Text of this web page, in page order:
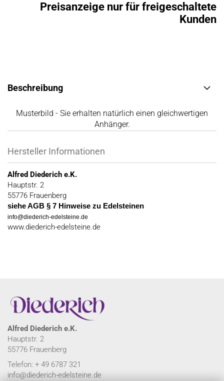
Preisanzeige nur für freigeschaltete
Kunden
Beschreibung
Musterbild - Sie erhalten natürlich einen gleichwertigen
Anhänger.
Hersteller Informationen
Alfred Diederich e.K.
Hauptstr. 2
55776 Frauenberg
siehe AGB § 7 Hinweise zu Edelsteinen
info@diederich-edelsteine.de
www.diederich-edelsteine.de
Alfred Diederich e.K.
Hauptstr. 2
55776 Frauenberg
Telefon: + 49 6787 321
info@diederich-edelsteine.de